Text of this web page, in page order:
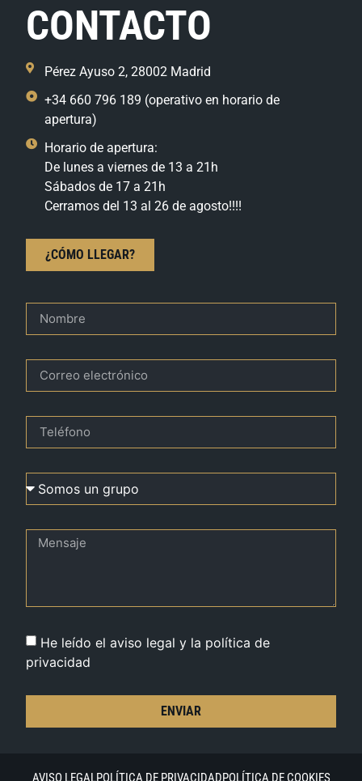
CONTACTO
Pérez Ayuso 2, 28002 Madrid
+34 660 796 189 (operativo en horario de
apertura)
Horario de apertura:
De lunes a viernes de 13 a 21h
Sábados de 17 a 21h
Cerramos del 13 al 26 de agosto!!!!
¿CÓMO LLEGAR?
He leído el aviso legal y la política de
privacidad
ENVIAR
AVISO LEGALPOLÍTICA DE PRIVACIDADPOLÍTICA DE COOKIES